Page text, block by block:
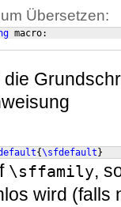
Übersetzen:
macro:
{\sfdefault }
\sffamily,
wird (falls